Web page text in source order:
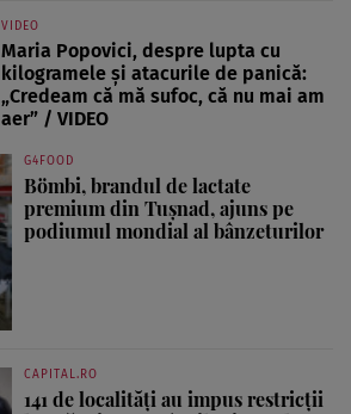
VIDEO
Maria Popovici, despre lupta cu
kilogramele și atacurile de panică:
„Credeam că mă sufoc, că nu mai am
aer” / VIDEO
G4FOOD
Bömbi, brandul de lactate
premium din Tușnad, ajuns pe
podiumul mondial al bânzeturilor
CAPITAL.RO
141 de localități au impus restricții